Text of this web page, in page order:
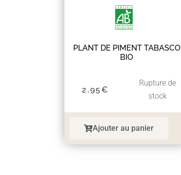
PLANT DE PIMENT TABASCO
BIO
2,95€
Rupture de
stock
Ajouter au panier